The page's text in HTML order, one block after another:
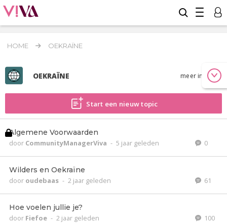
HOME OEKRAÏNE
OEKRAÏNE meer info
Start een nieuw topic
Algemene Voorwaarden
door CommunityManagerViva - 5 jaar geleden 0
Wilders en Oekraïne
door oudebaas - 2 jaar geleden 61
Hoe voelen jullie je?
door Fiefoe - 2 jaar geleden 100